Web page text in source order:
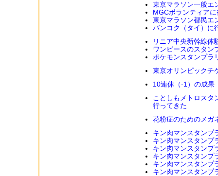
東京マラソン一般エ
MGCボランティア
東京マラソン都民エ
バンコク（タイ）に
リニア中央新幹線体
ワンピースのスタン
ポケモンスタンプラ
東京オリンピックチ
10連休（-1）の成果
ことしもメトロスタ
行ってきた
花粉症のためのメガ
キン肉マンスタンプ
キン肉マンスタンプ
キン肉マンスタンプ
キン肉マンスタンプ
キン肉マンスタンプ
キン肉マンスタンプ